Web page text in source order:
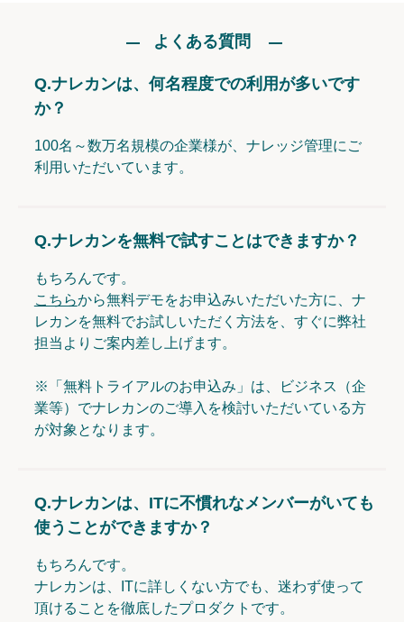
よくある質問
Q.ナレカンは、何名程度での利用が多いです
か？
100名～数万名規模の企業様が、ナレッジ管理にご
利用いただいています。
Q.ナレカンを無料で試すことはできますか？
もちろんです。
こちらから無料デモをお申込みいただいた方に、ナ
レカンを無料でお試しいただく方法を、すぐに弊社
担当よりご案内差し上げます。
※「無料トライアルのお申込み」は、ビジネス（企
業等）でナレカンのご導入を検討いただいている方
が対象となります。
Q.ナレカンは、ITに不慣れなメンバーがいても
使うことができますか？
もちろんです。
ナレカンは、ITに詳しくない方でも、迷わず使って
頂けることを徹底したプロダクトです。